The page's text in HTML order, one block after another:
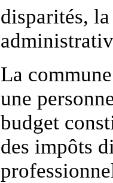
disparités,
La
une
budget
des impôts